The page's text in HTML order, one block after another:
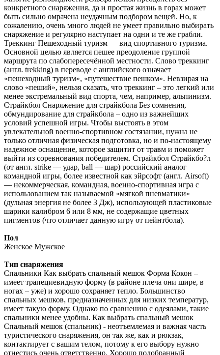
конкретного снаряжения, да и простая жизнь в горах может
быть сильно омрачена неудачным подбором вещей. Но, к
сожалению, очень много людей не умеет правильно выбирать
снаряжение и регулярно наступает на одни и те же грабли.
Треккинг Пешеходный туризм — вид спортивного туризма.
Основной целью является пешее преодоление группой
маршрута по слабопересечённой местности. Слово треккинг
(англ. trekking) в переводе с английского означает
«пешеходный туризм», «путешествие пешком». Невзирая на
слово «пеший», нельзя сказать, что треккинг – это легкий или
менее экстремальный вид спорта, чем, например, альпинизм.
Страйкбол Снаряжение для страйкбола Без сомнения,
обмундирование для страйкбола – одно из важнейших
условий успешной игры. Чтобы выстоять в этом
увлекательной военно-спортивном состязании, нужна не
только отличная физическая подготовка, но и по-настоящему
надежное оснащение, которое защитит от травм и поможет
выйти из соревнования победителем. Страйкбол Страйкбо?л
(от англ. strike — удар, ball — шар) российский аналог
командной игры, более известной как эйрсофт (англ. Airsoft)
— некоммерческая, командная, военно-спортивная игра с
использованием так называемой «мягкой пневматики»
(дульная энергия не более 3 Дж), использующей пластиковые
шарики калибром 6 или 8 мм, не содержащие цветных
пигментов (что отличает данную игру от пейнтбола).
Пол
Женское Мужское
Тип снаряжения
Спальники Как выбрать спальный мешок Форма Кокон –
имеет трапециевидную форму (в районе плеча они шире, в
ногах – уже) и хорошо сохраняет тепло. Большинство
спальных мешков, предназначенных для низких температур,
имеет такую форму. Однако по сравнению с одеялами, такие
спальники менее удобны. Как выбрать спальный мешок
Спальный мешок (спальник) - неотъемлемая и важная часть
туристического снаряжения, он так же, как и рюкзак,
контактирует с вашим телом, потому к его выбору нужно
отнестись очень ответственно. Хорошо подобранный